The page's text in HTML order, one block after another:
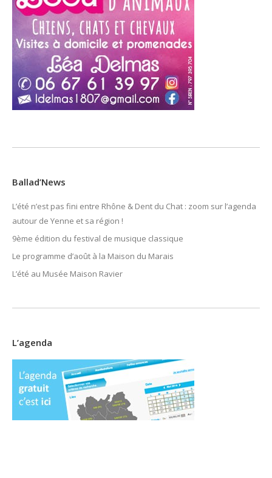
Ballad’News
L’été n’est pas fini entre Rhône & Dent du Chat : zoom sur l’agenda
autour de Yenne et sa région !
9ème édition du festival de musique classique
Le programme d’août à la Maison du Marais
L’été au Musée Maison Ravier
L’agenda